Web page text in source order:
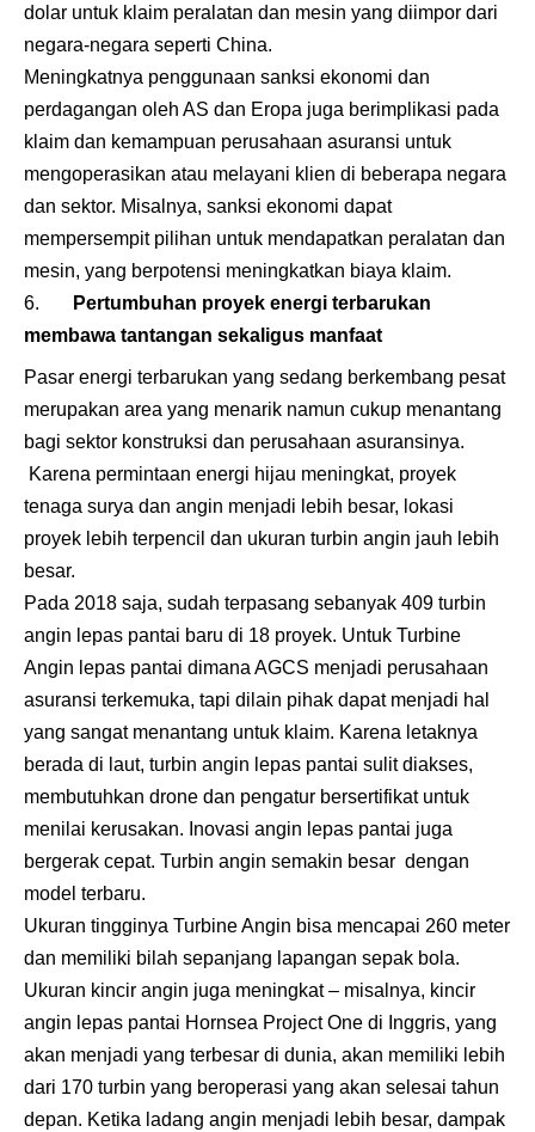
dolar untuk klaim peralatan dan mesin yang diimpor dari
negara-negara seperti China.
Meningkatnya penggunaan sanksi ekonomi dan
perdagangan oleh AS dan Eropa juga berimplikasi pada
klaim dan kemampuan perusahaan asuransi untuk
mengoperasikan atau melayani klien di beberapa negara
dan sektor. Misalnya, sanksi ekonomi dapat
mempersempit pilihan untuk mendapatkan peralatan dan
mesin, yang berpotensi meningkatkan biaya klaim.
Pertumbuhan proyek energi terbarukan
membawa tantangan sekaligus manfaat
Pasar energi terbarukan yang sedang berkembang pesat
merupakan area yang menarik namun cukup menantang
bagi sektor konstruksi dan perusahaan asuransinya.
Karena permintaan energi hijau meningkat, proyek
tenaga surya dan angin menjadi lebih besar, lokasi
proyek lebih terpencil dan ukuran turbin angin jauh lebih
besar.
Pada 2018 saja, sudah terpasang sebanyak 409 turbin
angin lepas pantai baru di 18 proyek. Untuk Turbine
Angin lepas pantai dimana AGCS menjadi perusahaan
asuransi terkemuka, tapi dilain pihak dapat menjadi hal
yang sangat menantang untuk klaim. Karena letaknya
berada di laut, turbin angin lepas pantai sulit diakses,
membutuhkan drone dan pengatur bersertifikat untuk
menilai kerusakan. Inovasi angin lepas pantai juga
bergerak cepat. Turbin angin semakin besar dengan
model terbaru.
Ukuran tingginya Turbine Angin bisa mencapai 260 meter
dan memiliki bilah sepanjang lapangan sepak bola.
Ukuran kincir angin juga meningkat – misalnya, kincir
angin lepas pantai Hornsea Project One di Inggris, yang
akan menjadi yang terbesar di dunia, akan memiliki lebih
dari 170 turbin yang beroperasi yang akan selesai tahun
depan. Ketika ladang angin menjadi lebih besar, dampak